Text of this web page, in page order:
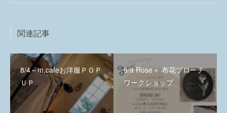
関連記事
8/4～m,cafeお洋服ＰＯＰ
ＵＰ
9/9 Rose＋ 布花ブローチ
ワークショップ